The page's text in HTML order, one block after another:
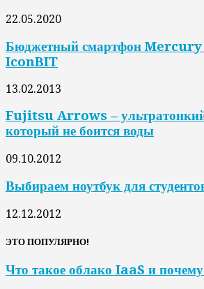
22.05.2020
Бюджетный смартфон Mercury
IconBIT
13.02.2013
Fujitsu Arrows –
который не боится воды
09.10.2012
Выбираем ноутбук для
12.12.2012
ЭТО ПОПУЛЯРНО!
Что такое облако IaaS и